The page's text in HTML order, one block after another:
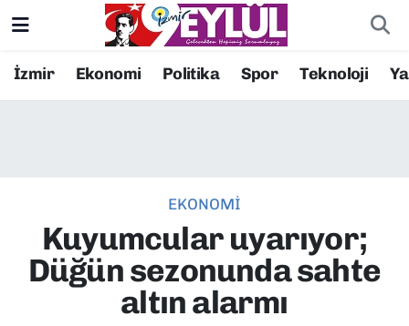
İzmir Ekonomi Politika Spor Teknoloji
EKONOMİ
Kuyumcular uyarıyor;
Düğün sezonunda sahte
altın alarmı
Resmi İlanlar
EKONOMİ
KÜLTÜR SANAT
Konak Nöbetçi Eczaneler
Süper Lig Puan Durumu ve Fikstür
Tüm Manşetler
Son Dakika Haberleri